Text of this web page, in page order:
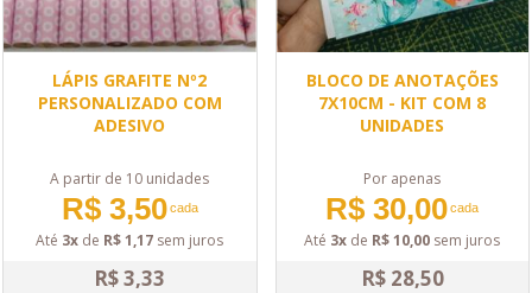
LÁPIS GRAFITE Nº2
PERSONALIZADO COM
ADESIVO
A partir de 10 unidades
R$ 3,50cada
Até 3x de R$ 1,17 sem juros
R$ 3,33
BLOCO DE ANOTAÇÕES
7X10CM - KIT COM 8
UNIDADES
Por apenas
R$ 30,00cada
Até 3x de R$ 10,00 sem juros
R$ 28,50